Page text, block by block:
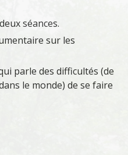
séances.
sur les
parle des difficultés (de
le monde) de se faire